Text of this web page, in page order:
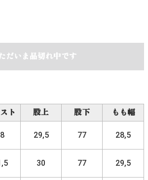
だいま品切れ中です
ト 股上 股下
もも幅
29,5 77 28,5
30 77 29,5